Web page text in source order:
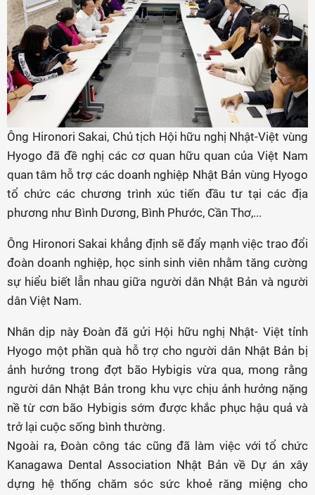
Ông Hironori Sakai, Chủ tịch Hội hữu nghị Nhật-Việt vùng
Hyogo đã đề nghị các cơ quan hữu quan của Việt Nam
quan tâm hỗ trợ các doanh nghiệp Nhật Bản vùng Hyogo
tổ chức các chương trình xúc tiến đầu tư tại các địa
phương như Bình Dương, Bình Phước, Cần Thơ,...
Ông Hironori Sakai khẳng định sẽ đẩy mạnh việc trao đổi
đoàn doanh nghiệp, học sinh sinh viên nhằm tăng cường
sự hiểu biết lẫn nhau giữa người dân Nhật Bản và người
dân Việt Nam.
Nhân dịp này Đoàn đã gửi Hội hữu nghị Nhật- Việt tỉnh
Hyogo một phần quà hỗ trợ cho người dân Nhật Bản bị
ảnh hưởng trong đợt bão Hybigis vừa qua, mong rằng
người dân Nhật Bản trong khu vực chịu ảnh hưởng nặng
nề từ cơn bão Hybigis sớm được khắc phục hậu quả và
trở lại cuộc sống bình thường.
Ngoài ra, Đoàn công tác cũng đã làm việc với tổ chức
Kanagawa Dental Association Nhật Bản về Dự án xây
dựng hệ thống chăm sóc sức khoẻ răng miệng cho